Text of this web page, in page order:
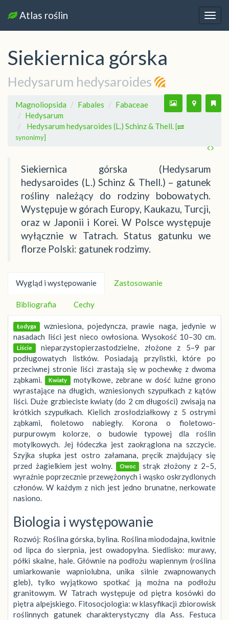
Atlas roślin
Siekiernica górska
Hedysarum hedysaroides
Magnoliopsida Fabales
Fabaceae
Hedysarum
Hedysarum hedysaroides (L.) Schinz & Thell. [
synonimy]
Siekiernica górska (Hedysarum
hedysaroides (L.) Schinz & Thell.) – gatunek
rośliny należący do rodziny bobowatych.
Występuje w górach Europy, Kaukazu, Turcji,
oraz w Japonii i Korei. W Polsce występuje
wyłącznie w Tatrach. Status gatunku we
florze Polski: gatunek rodzimy.
Wygląd i występowanie Zastosowanie
Bibliografia Cechy
Łodyga wzniesiona, pojedyncza, prawie naga, jedynie w
nasadach liści jest nieco owłosiona. Wysokość 10–30 cm.
Liście nieparzystopierzastodzielne, złożone z 5–9 par
podługowatych listków. Posiadają przylistki, które po
przeciwnej stronie liści zrastają się w pochewkę z dwoma
ząbkami.
Kwiaty motylkowe, zebrane w dość luźne grono
wyrastające na długich, wzniesionych szypułkach z kątów
liści. Duże grzbieciste kwiaty (do 2 cm długości) zwisają na
krótkich szypułkach. Kielich zrosłodziałkowy z 5 ostrymi
ząbkami, fioletowo nabiegły. Korona o fioletowo-
purpurowym kolorze, o budowie typowej dla roślin
motylkowych. Jej łódeczka jest zaokrąglona na szczycie.
Szyjka słupka jest ostro załamana, pręcik znajdujący się
przed żagielkiem jest wolny.
Owoc
strąk złożony z 2–5,
wyraźnie poprzecznie przewężonych i wąsko oskrzydlonych
członów. W każdym z nich jest jedno brunatne, nerkowate
nasiono.
Biologia i występowanie
Rozwój: Roślina górska, bylina. Roślina miododajna, kwitnie
od lipca do sierpnia, jest owadopylna. Siedlisko: murawy,
półki skalne, hale. Głównie na podłożu wapiennym (roślina
umiarkowanie wapniolubna, unika silnie zwapnowanych
gleb), tylko wyjątkowo spotkać ją można na podłożu
granitowym. W Tatrach występuje od piętra kosówki do
piętra alpejskiego. Fitosocjologia: w klasyfikacji zbiorowisk
roślinnych gatunek charakterystyczny dla Ass. Festuca